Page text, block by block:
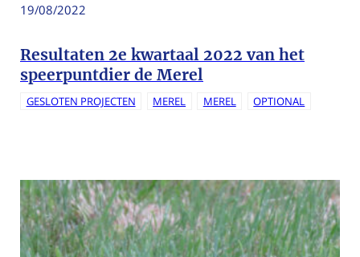
19/08/2022
Resultaten 2e kwartaal 2022 van het
speerpuntdier de Merel
GESLOTEN PROJECTEN MEREL MEREL OPTIONAL